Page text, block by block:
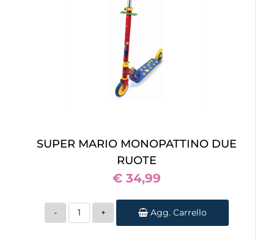
SUPER MARIO MONOPATTINO DUE
RUOTE
€ 34,99
Quantità
Agg. Carrello